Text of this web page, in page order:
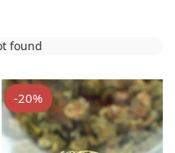
sur les
organiquesissues
found
-20%